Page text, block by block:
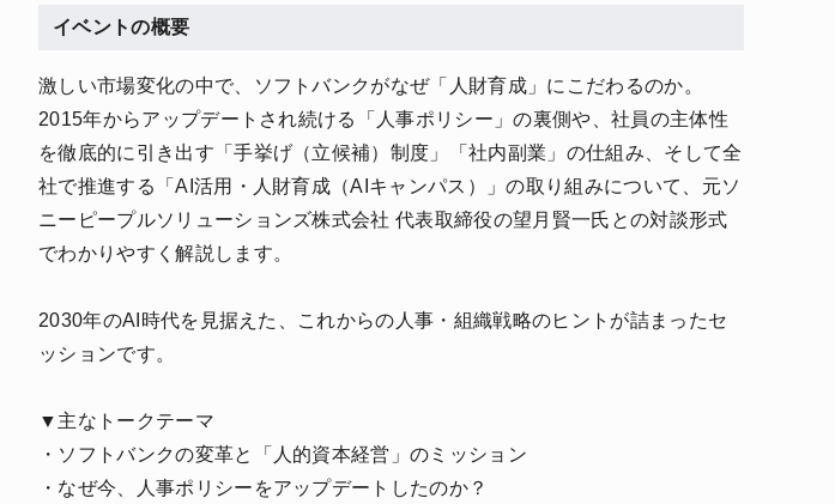
イベントの概要
激しい市場変化の中で、ソフトバンクがなぜ「人財育成」にこだわるのか。
2015年からアップデートされ続ける「人事ポリシー」の裏側や、社員の主体性
を徹底的に引き出す「手挙げ（立候補）制度」「社内副業」の仕組み、そして全
社で推進する「AI活用・人財育成（AIキャンパス）」の取り組みについて、元ソ
ニーピープルソリューションズ株式会社 代表取締役の望月賢一氏との対談形式
でわかりやすく解説します。
2030年のAI時代を見据えた、これからの人事・組織戦略のヒントが詰まったセ
ッションです。
▼主なトークテーマ
・ソフトバンクの変革と「人的資本経営」のミッション
・なぜ今、人事ポリシーをアップデートしたのか？